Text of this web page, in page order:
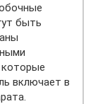
быть
включает в